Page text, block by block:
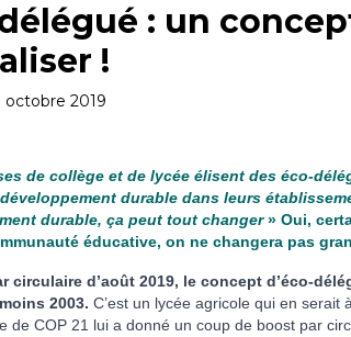
: un
!
octobre 2019
de collège et de lycée élisent des éco-
durable dans leurs
durable, ça peut tout changer» Oui,
éducative, on ne changera pas
circulaire d’août 2019, le concept d’éco-
2003. C’est un lycée agricole qui en serait à
de COP 21 lui a donné un coup de boost par